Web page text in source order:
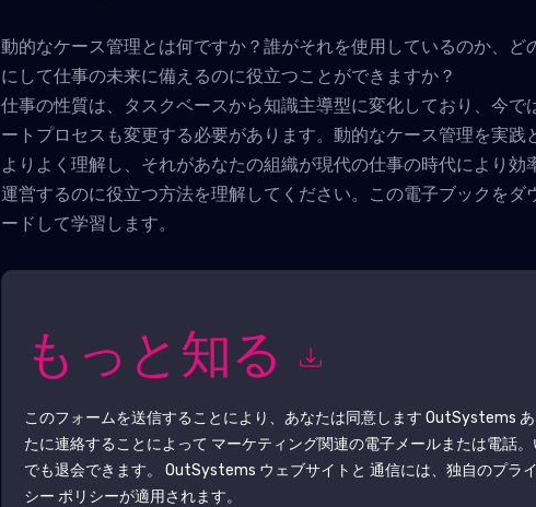
動的なケース管理とは何ですか？誰がそれを使用しているのか、ど
にして仕事の未来に備えるのに役立つことができますか？
仕事の性質は、タスクベースから知識主導型に変化しており、今で
ートプロセスも変更する必要があります。動的なケース管理を実践
よりよく理解し、それがあなたの組織が現代の仕事の時代により効
運営するのに役立つ方法を理解してください。この電子ブックをダ
ードして学習します。
もっと知る
このフォームを送信することにより、あなたは同意しますOutSystems
たに連絡することによって マーケティング関連の電子メールまたは電話。
でも退会できます。OutSystems ウェブサイトと 通信には、独自のプラ
シー ポリシーが適用されます。